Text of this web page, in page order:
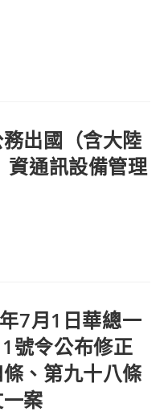
出國（含大陸
資通訊設備管理
7月1日華總一
號令公布修正
、第九十八條
案